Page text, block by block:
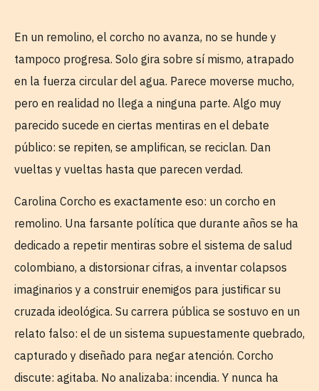
En un remolino, el corcho no avanza, no se hunde y
tampoco progresa. Solo gira sobre sí mismo, atrapado
en la fuerza circular del agua. Parece moverse mucho,
pero en realidad no llega a ninguna parte. Algo muy
parecido sucede en ciertas mentiras en el debate
público: se repiten, se amplifican, se reciclan. Dan
vueltas y vueltas hasta que parecen verdad.
Carolina Corcho es exactamente eso: un corcho en
remolino. Una farsante política que durante años se ha
dedicado a repetir mentiras sobre el sistema de salud
colombiano, a distorsionar cifras, a inventar colapsos
imaginarios y a construir enemigos para justificar su
cruzada ideológica. Su carrera pública se sostuvo en un
relato falso: el de un sistema supuestamente quebrado,
capturado y diseñado para negar atención. Corcho
discute: agitaba. No analizaba: incendia. Y nunca ha